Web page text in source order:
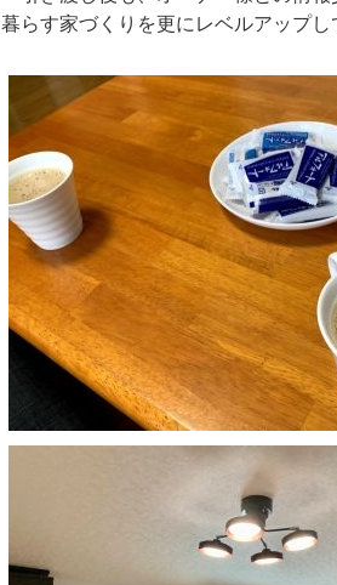
暮らす家づくりを更にレベルアップし